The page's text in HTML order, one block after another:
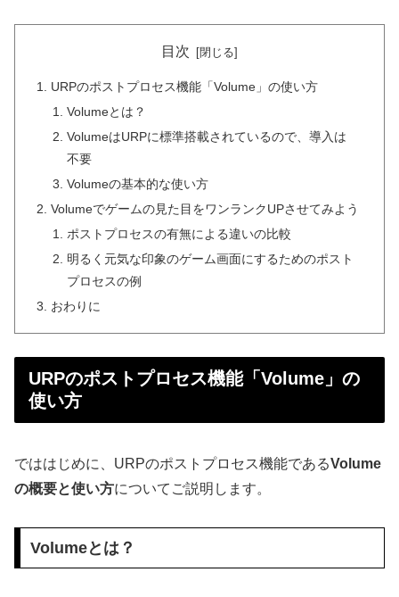
目次
URPのポストプロセス機能「Volume」の使い方
Volumeとは？
VolumeはURPに標準搭載されているので、導入は
不要
Volumeの基本的な使い方
Volumeでゲームの見た目をワンランクUPさせてみよう
ポストプロセスの有無による違いの比較
明るく元気な印象のゲーム画面にするためのポスト
プロセスの例
おわりに
URPのポストプロセス機能「Volume」の
使い方
でははじめに、URPのポストプロセス機能であるVolume
の概要と使い方についてご説明します。
Volumeとは？